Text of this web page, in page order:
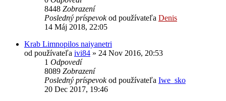
8448 Zobrazení
Posledný príspevokod používateľa Denis
14 Máj 2018, 22:05
Krab Limnopilos naiyanetri
od používateľa ivi84 » 24 Nov 2016, 20:53
1 Odpovedí
8089 Zobrazení
Posledný príspevokod používateľa Iwe_sko
20 Dec 2017, 19:46